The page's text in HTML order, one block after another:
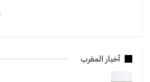
أخبار المغرب